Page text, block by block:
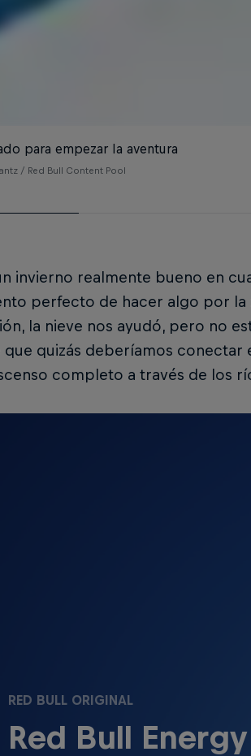
para empezar la aventura
/ Red Bull Content Pool
invierno realmente bueno en
perfecto de hacer algo por la
la nieve nos ayudó, pero no
que quizás deberíamos
completo a través de los
RED BULL ORIGINAL
Red Bull